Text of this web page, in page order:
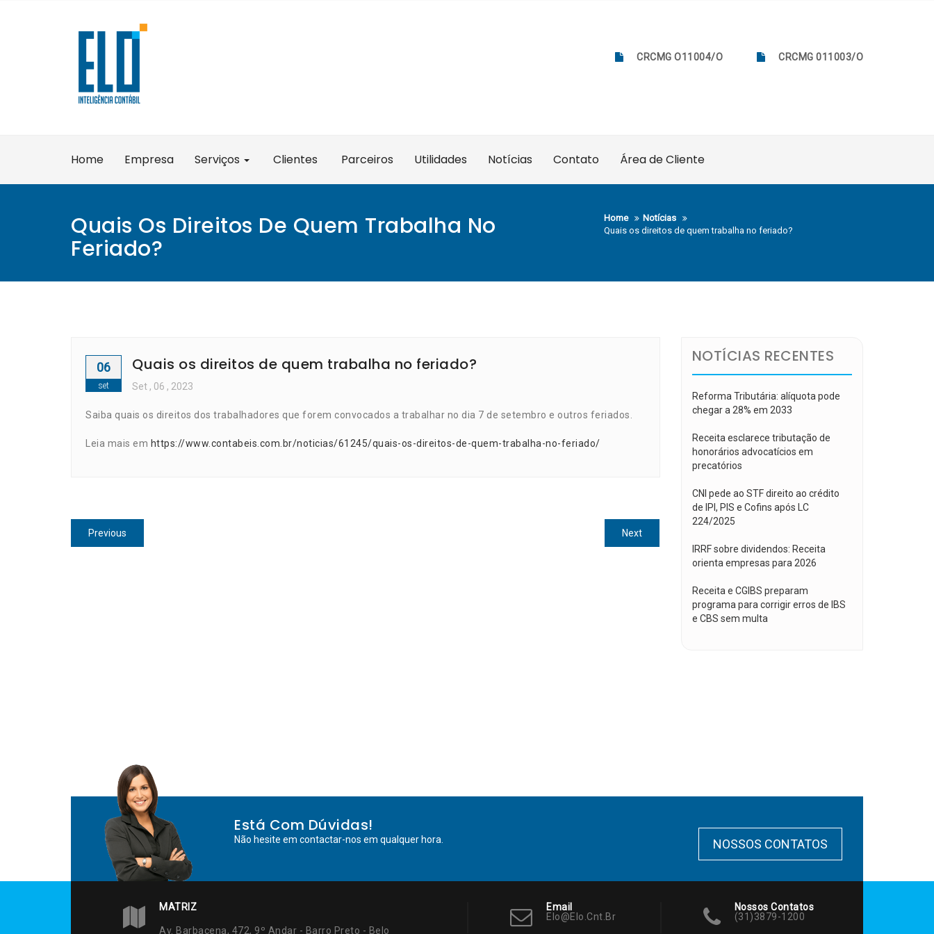
CRCMG O11004/O CRCMG 011003/O
Home Empresa Serviços Clientes Parceiros Utilidades Notícias Contato Área de Cliente
Quais Os Direitos De Quem Trabalha No
Feriado?
Home
Notícias
Quais os direitos de quem trabalha no feriado?
06
set
Quais os direitos de quem trabalha no feriado?
Set , 06 , 2023
Saiba quais os direitos dos trabalhadores que forem convocados a trabalhar no dia 7 de setembro e outros feriados.
Leia mais em https://www.contabeis.com.br/noticias/61245/quais-os-direitos-de-quem-trabalha-no-feriado/
Navegação
de
Previous
post:
NextNext
post:
NOTÍCIAS RECENTES
Reforma Tributária: alíquota pode
chegar a 28% em 2033
Receita esclarece tributação de
honorários advocatícios em
precatórios
CNI pede ao STF direito ao crédito
de IPI, PIS e Cofins após LC
224/2025
IRRF sobre dividendos: Receita
orienta empresas para 2026
Receita e CGIBS preparam
programa para corrigir erros de IBS
e CBS sem multa
Está Com Dúvidas!
Não hesite em contactar-nos em qualquer hora. NOSSOS CONTATOS
MATRIZ
Av. Barbacena, 472, 9º Andar - Barro Preto - Belo
Email
Elo@elo.cnt.br
Nossos Contatos
(31)3879-1200